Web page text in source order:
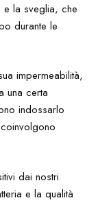
e la sveglia, che
durante le
impermeabilità,
una certa
indossarlo
dai nostri
e la qualità